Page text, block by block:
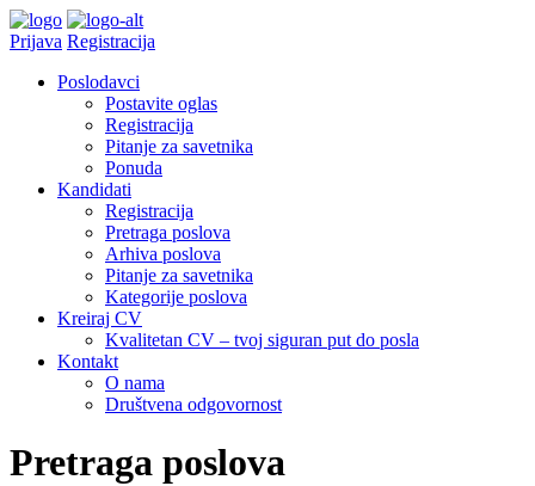
Prijava Registracija
Poslodavci
Postavite oglas
Registracija
Pitanje za savetnika
Ponuda
Kandidati
Registracija
Pretraga poslova
Arhiva poslova
Pitanje za savetnika
Kategorije poslova
Kreiraj CV
Kvalitetan CV – tvoj siguran put do posla
Kontakt
O nama
Društvena odgovornost
Pretraga poslova